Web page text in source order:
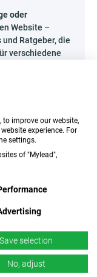
oder
Website –
Ratgeber, die
verschiedene
wie man
auf
auf
Mikroportalen.
von
echte
kreativ
für
improve our website,
experience. For
settings.
of "Mylead",
Save selection
No, adjust